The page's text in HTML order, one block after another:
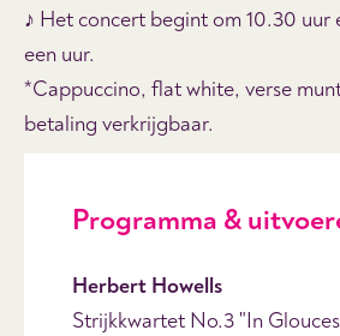
♪ Het concert begint om 10.30 uur
een uur.
*Cappuccino, flat white, verse
betaling verkrijgbaar.
Programma &
Herbert Howells
Strijkkwartet No.3 "In